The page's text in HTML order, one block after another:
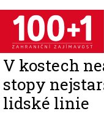
Přejít
hlavnímu
obsahu
V kostech
stopy
lidské linie